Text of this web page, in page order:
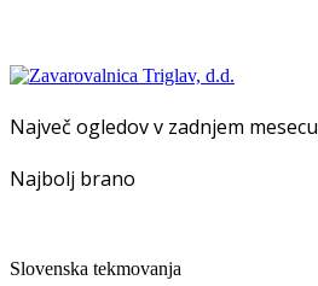
Največ ogledov v zadnjem mesecu
Najbolj brano
Slovenska tekmovanja